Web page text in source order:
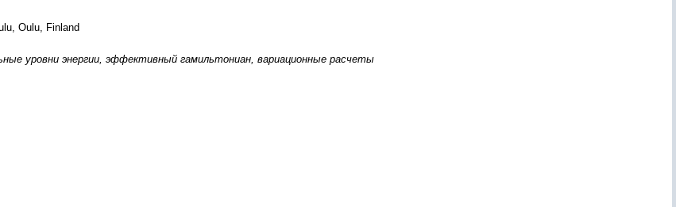
Oulu, Finland
уровни энергии, эффективный гамильтониан, вариационные расчеты